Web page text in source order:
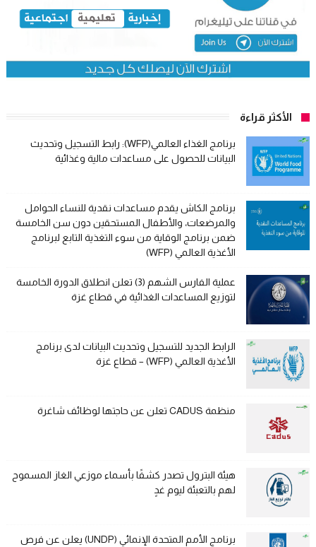
الأكثر قراءة
برنامج الغذاء العالمي(WFP): رابط التسجيل وتحديث
البيانات للحصول على مساعدات مالية وغذائية
برنامج الكاش يقدم مساعدات نقدية للنساء الحوامل
والمرضعات، والأطفال المستحقين دون سن الخامسة
ضمن برنامج الوقاية من سوء التغذية التابع لبرنامج
الأغذية العالمي (WFP)
عملية الفارس الشهم (3) تعلن انطلاق الدورة الخامسة
لتوزيع المساعدات الغذائية في قطاع غزة
الرابط الجديد للتسجيل وتحديث البيانات لدى برنامج
الأغذية العالمي (WFP) – قطاع غزة
منظمة CADUS تعلن عن حاجتها لوظائف شاغرة
هيئة البترول تصدر كشفًا بأسماء موزعي الغاز المسموح
لهم بالتعبئة ليوم غدٍ
برنامج الأمم المتحدة الإنمائي (UNDP) يعلن عن فرص